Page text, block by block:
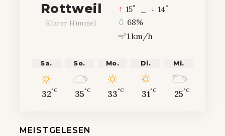
Rottweil
Klarer Himmel
15° 14°
68%
1 km/h
Sa.
32°C
So.
35°C
Mo.
33°C
Di.
31°C
Mi.
25°C
MEISTGELESEN